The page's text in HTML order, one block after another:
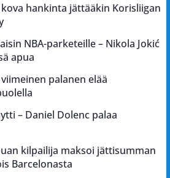
hankinta jättääkin Korisliigan
NBA-parketeille – Nikola Jokić
apua
palanen elää
– Daniel Dolenc palaa
kilpailija maksoi jättisumman
Barcelonasta